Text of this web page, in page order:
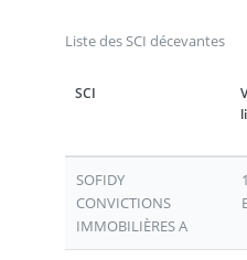
Liste des SCI décevantes
SCI
SOFIDY
CONVICTIONS
IMMOBILIÈRES A